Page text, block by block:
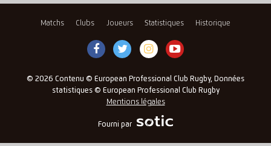
Matchs Clubs Joueurs Statistiques Historique
© 2026 Contenu © European Professional Club Rugby, Données
statistiques © European Professional Club Rugby
Mentions légales
Fourni par